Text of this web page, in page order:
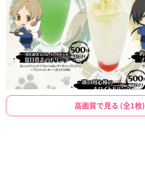
高画質で見る (全1枚)